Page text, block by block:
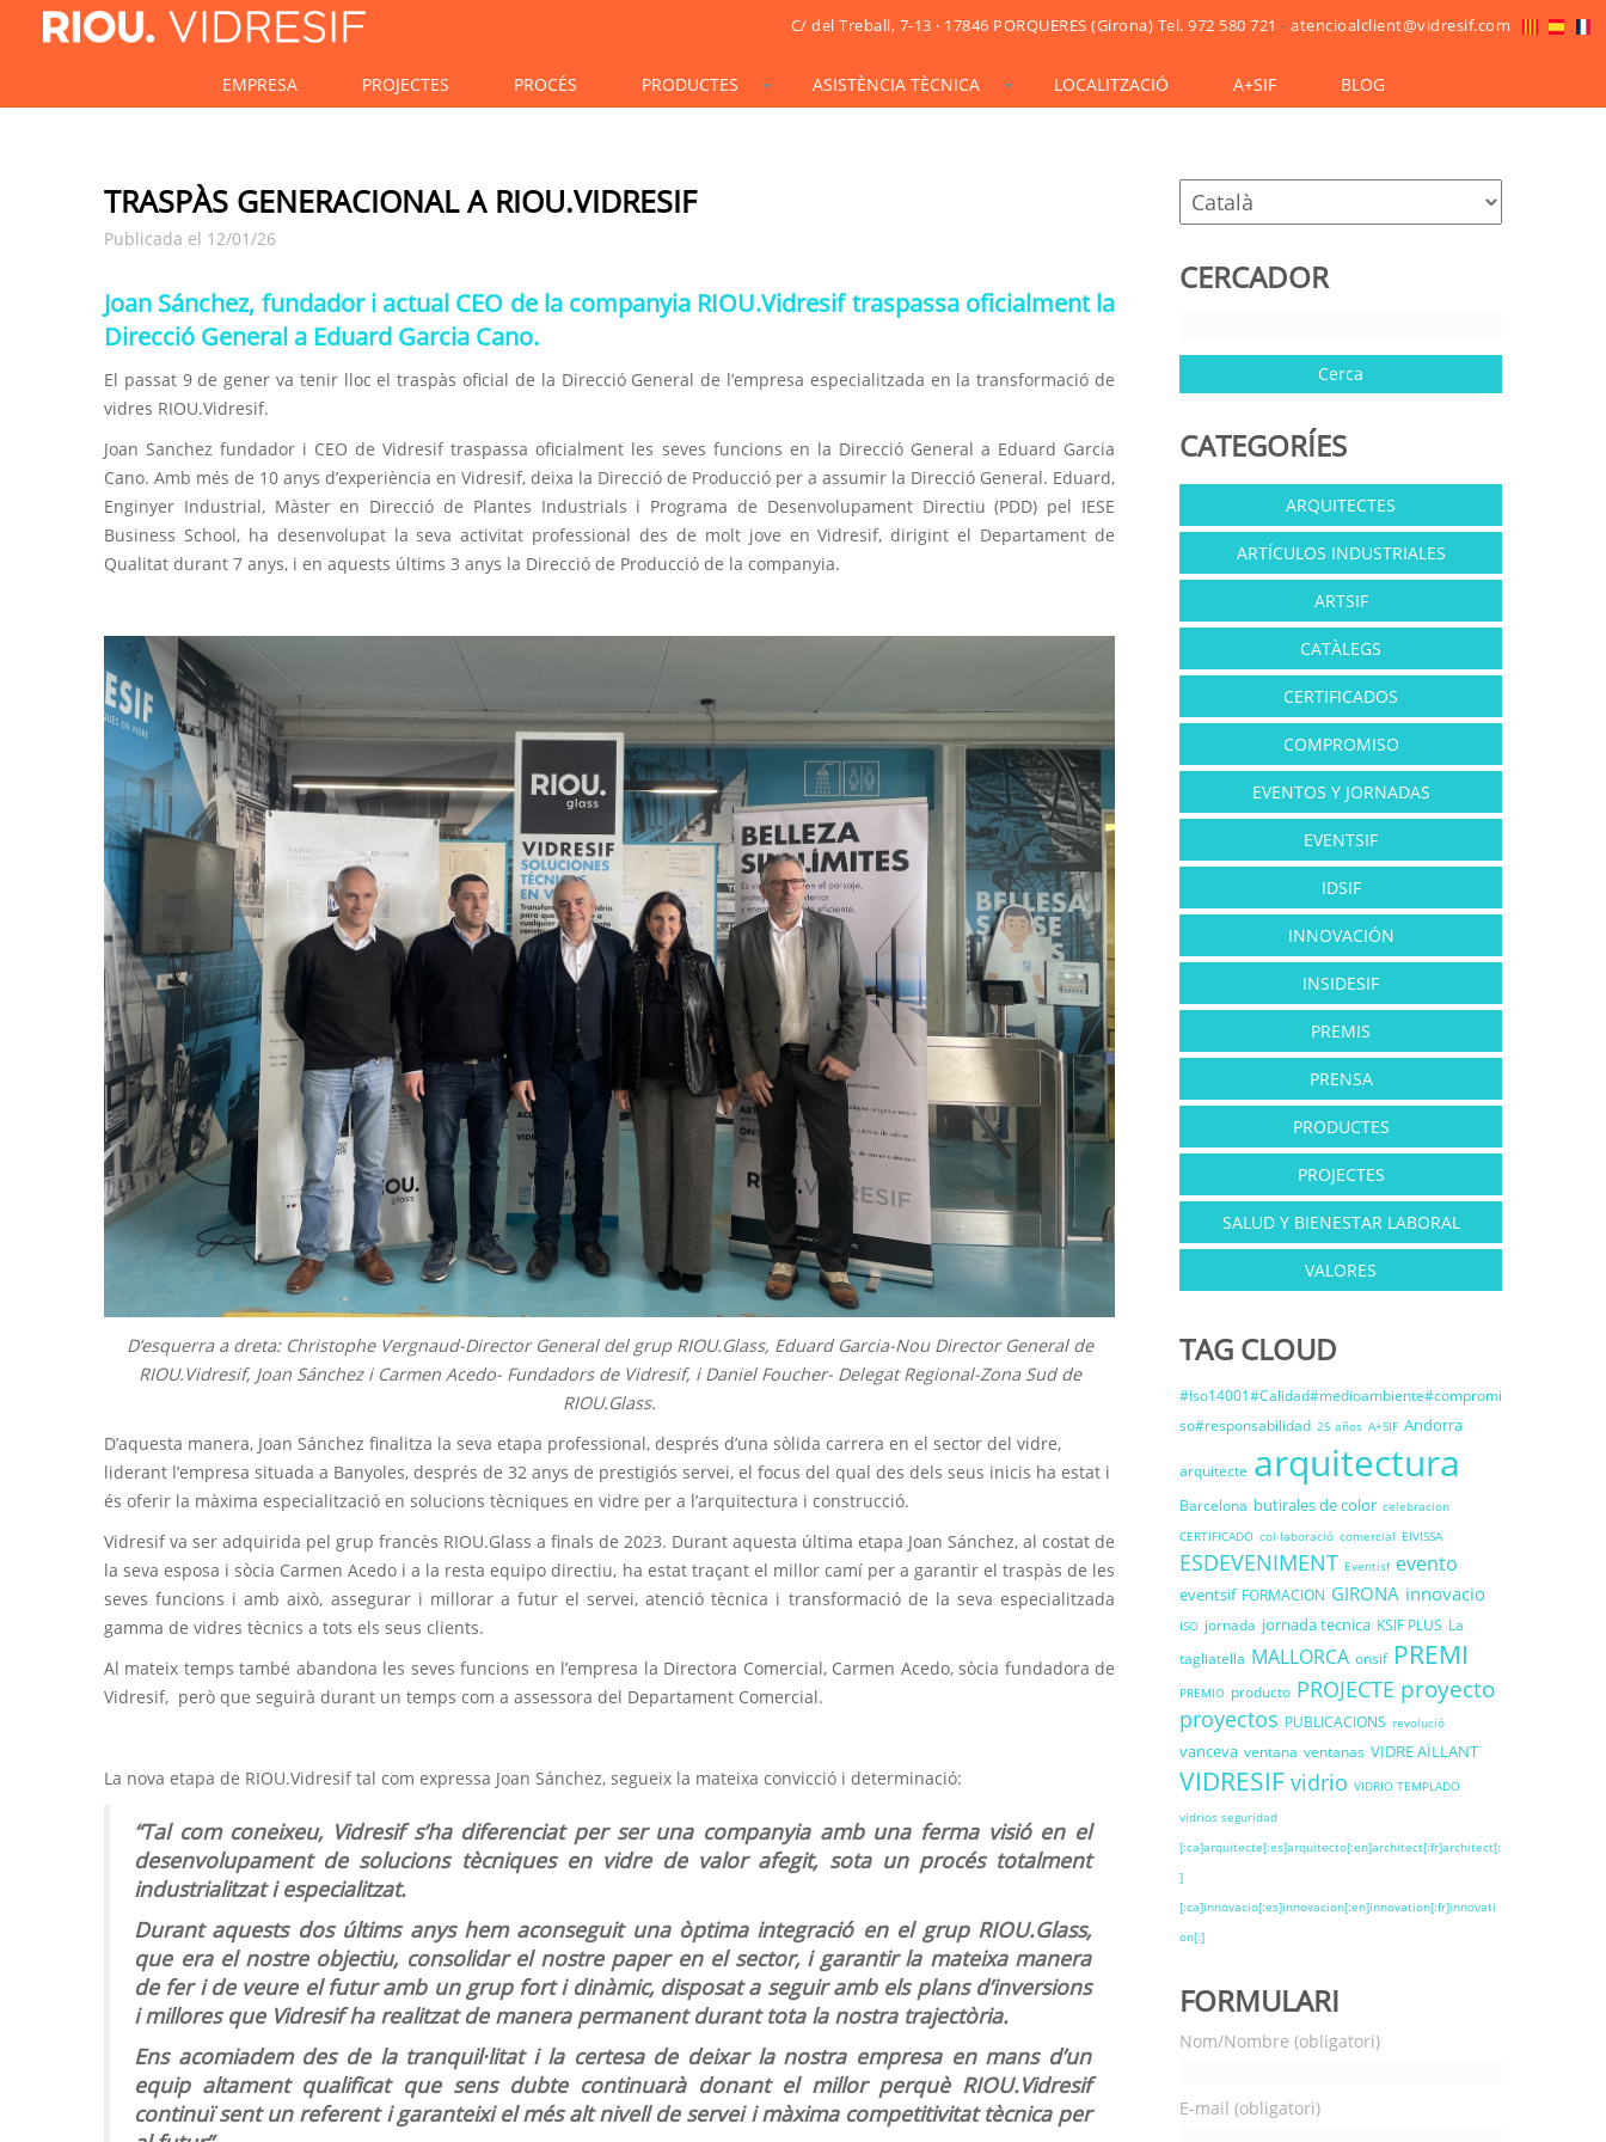
C/ del Treball, 7-13 · 17846 PORQUERES (Girona) Tel. 972 580 721 -atencioalclient@vidresif.com
EMPRESA PROJECTES PROCÉS PRODUCTES ASISTÈNCIA TÈCNICA LOCALITZACIÓ A+SIF BLOG
TRASPÀS GENERACIONAL A RIOU.VIDRESIF
Publicada el 12/01/26
Joan Sánchez, fundador i actual CEO de la companyia RIOU.Vidresif traspassa oficialment la
Direcció General a Eduard Garcia Cano.
El passat 9 de gener va tenir lloc el traspàs oficial de la Direcció General de l’empresa especialitzada en la transformació de
vidres RIOU.Vidresif.
Joan Sanchez fundador i CEO de Vidresif traspassa oficialment les seves funcions en la Direcció General a Eduard Garcia
Cano. Amb més de 10 anys d’experiència en Vidresif, deixa la Direcció de Producció per a assumir la Direcció General. Eduard,
Enginyer Industrial, Màster en Direcció de Plantes Industrials i Programa de Desenvolupament Directiu (PDD) pel IESE
Business School, ha desenvolupat la seva activitat professional des de molt jove en Vidresif, dirigint el Departament de
Qualitat durant 7 anys, i en aquests últims 3 anys la Direcció de Producció de la companyia.
D’esquerra a dreta: Christophe Vergnaud-Director General del grup RIOU.Glass, Eduard Garcia-Nou Director General de
RIOU.Vidresif, Joan Sánchez i Carmen Acedo- Fundadors de Vidresif, i Daniel Foucher- Delegat Regional-Zona Sud de
RIOU.Glass.
D’aquesta manera, Joan Sánchez finalitza la seva etapa professional, després d’una sòlida carrera en el sector del vidre,
liderant l’empresa situada a Banyoles, després de 32 anys de prestigiós servei, el focus del qual des dels seus inicis ha estat i
és oferir la màxima especialització en solucions tècniques en vidre per a l’arquitectura i construcció.
Vidresif va ser adquirida pel grup francès RIOU.Glass a finals de 2023. Durant aquesta última etapa Joan Sánchez, al costat de
la seva esposa i sòcia Carmen Acedo i a la resta equipo directiu, ha estat traçant el millor camí per a garantir el traspàs de les
seves funcions i amb això, assegurar i millorar a futur el servei, atenció tècnica i transformació de la seva especialitzada
gamma de vidres tècnics a tots els seus clients.
Al mateix temps també abandona les seves funcions en l’empresa la Directora Comercial, Carmen Acedo, sòcia fundadora de
Vidresif, però que seguirà durant un temps com a assessora del Departament Comercial.
La nova etapa de RIOU.Vidresif tal com expressa Joan Sánchez, segueix la mateixa convicció i determinació:
“Tal com coneixeu, Vidresif s’ha diferenciat per ser una companyia amb una ferma visió en el
desenvolupament de solucions tècniques en vidre de valor afegit, sota un procés totalment
industrialitzat i especialitzat.
Durant aquests dos últims anys hem aconseguit una òptima integració en el grup RIOU.Glass,
que era el nostre objectiu, consolidar el nostre paper en el sector, i garantir la mateixa manera
de fer i de veure el futur amb un grup fort i dinàmic, disposat a seguir amb els plans d’inversions
i millores que Vidresif ha realitzat de manera permanent durant tota la nostra trajectòria.
Ens acomiadem des de la tranquil·litat i la certesa de deixar la nostra empresa en mans d’un
equip altament qualificat que sens dubte continuarà donant el millor perquè RIOU.Vidresif
continuï sent un referent i garanteixi el més alt nivell de servei i màxima competitivitat tècnica per
CERCADOR
CATEGORÍES
ARQUITECTES
ARTÍCULOS INDUSTRIALES
ARTSIF
CATÀLEGS
CERTIFICADOS
COMPROMISO
EVENTOS Y JORNADAS
EVENTSIF
IDSIF
INNOVACIÓN
INSIDESIF
PREMIS
PRENSA
PRODUCTES
PROJECTES
SALUD Y BIENESTAR LABORAL
VALORES
TAG CLOUD
#Iso14001#Calidad#medioambiente#compromi
so#responsabilidad 25 años A+SIF Andorra
arquitecte arquitectura
Barcelona butirales de color celebracion
CERTIFICADO col·laboració comercial EIVISSA
ESDEVENIMENT Eventisf evento
eventsif FORMACION GIRONA innovacio
ISO jornada jornada tecnica KSIF PLUS La
tagliatella MALLORCA onsif PREMI
PREMIO producto PROJECTE proyecto
proyectos PUBLICACIONS revolució
vanceva ventana ventanas VIDRE AÏLLANT
VIDRESIF vidrio VIDRIO TEMPLADO
vidrios seguridad
[:ca]arquitecte[:es]arquitecto[:en]architect[:fr]architect[:
]
[:ca]innovacio[:es]innovacion[:en]innovation[:fr]innovati
on[:]
FORMULARI
Nom/Nombre (obligatori)
E-mail (obligatori)